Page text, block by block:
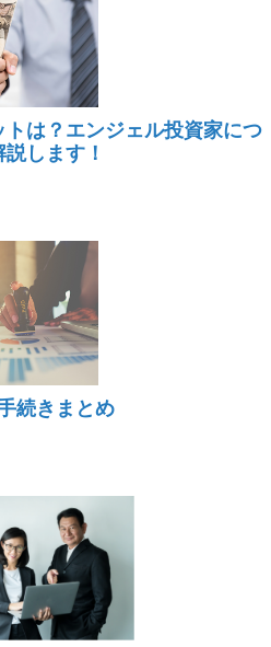
は？エンジェル投資家につ
します！
続きまとめ